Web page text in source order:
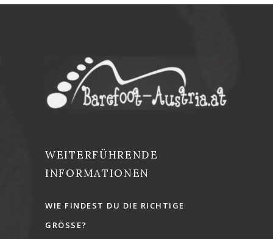
WEITERFÜHRENDE
INFORMATIONEN
WIE FINDEST DU DIE RICHTIGE
GRÖSSE?